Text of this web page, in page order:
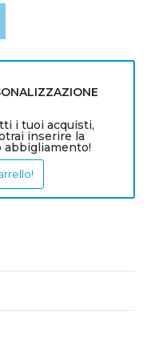
i tuoi acquisti,
inserire la
abbigliamento!